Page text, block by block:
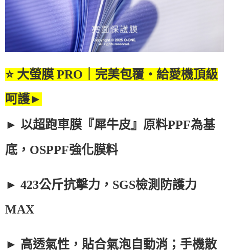
⭐ 大螢膜 PRO ｜完美包覆・給愛機頂級
呵護►
► 以超跑車膜『犀牛皮』原料PPF為基
底 ， OSPPF強化膜料
► 423公斤抗擊力， SGS檢測防護力
MAX
► 高透氣性，貼合氣泡自動消；手機散